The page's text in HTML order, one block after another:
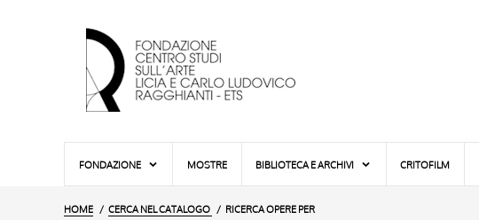
FONDAZIONE MOSTRE BIBLIOTECA E ARCHIVI CRITOFILM
HOME CERCA NEL CATALOGO RICERCA OPERE PER